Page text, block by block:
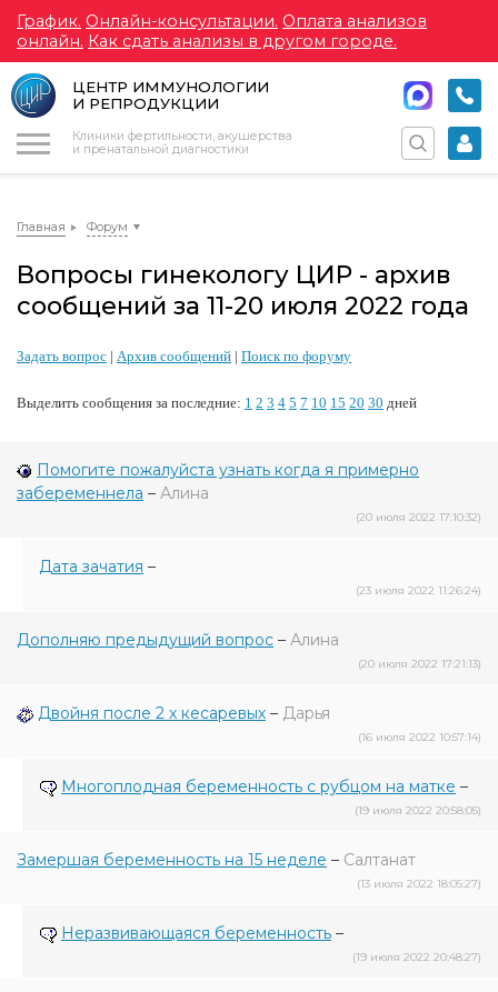
График. Онлайн-консультации. Оплата анализов
онлайн. Как сдать анализы в другом городе.
ЦЕНТР ИММУНОЛОГИИ
И РЕПРОДУКЦИИ
Клиники фертильности, акушерства
и пренатальной диагностики
Главная Форум
Вопросы гинекологу ЦИР - архив
сообщений за 11-20 июля 2022 года
Задать вопрос | Архив сообщений | Поиск по форуму
Выделить сообщения за последние: 1 2 3 4 5 7 10 15 20 30 дней
Помогите пожалуйста узнать когда я примерно
забеременнела – Алина
(20 июля 2022 17:10:32)
Дата зачатия –
(23 июля 2022 11:26:24)
Дополняю предыдущий вопрос – Алина
(20 июля 2022 17:21:13)
Двойня после 2 х кесаревых – Дарья
(16 июля 2022 10:57:14)
Многоплодная беременность с рубцом на матке –
(19 июля 2022 20:58:05)
Замершая беременность на 15 неделе – Салтанат
(13 июля 2022 18:05:27)
Неразвивающаяся беременность –
(19 июля 2022 20:48:27)